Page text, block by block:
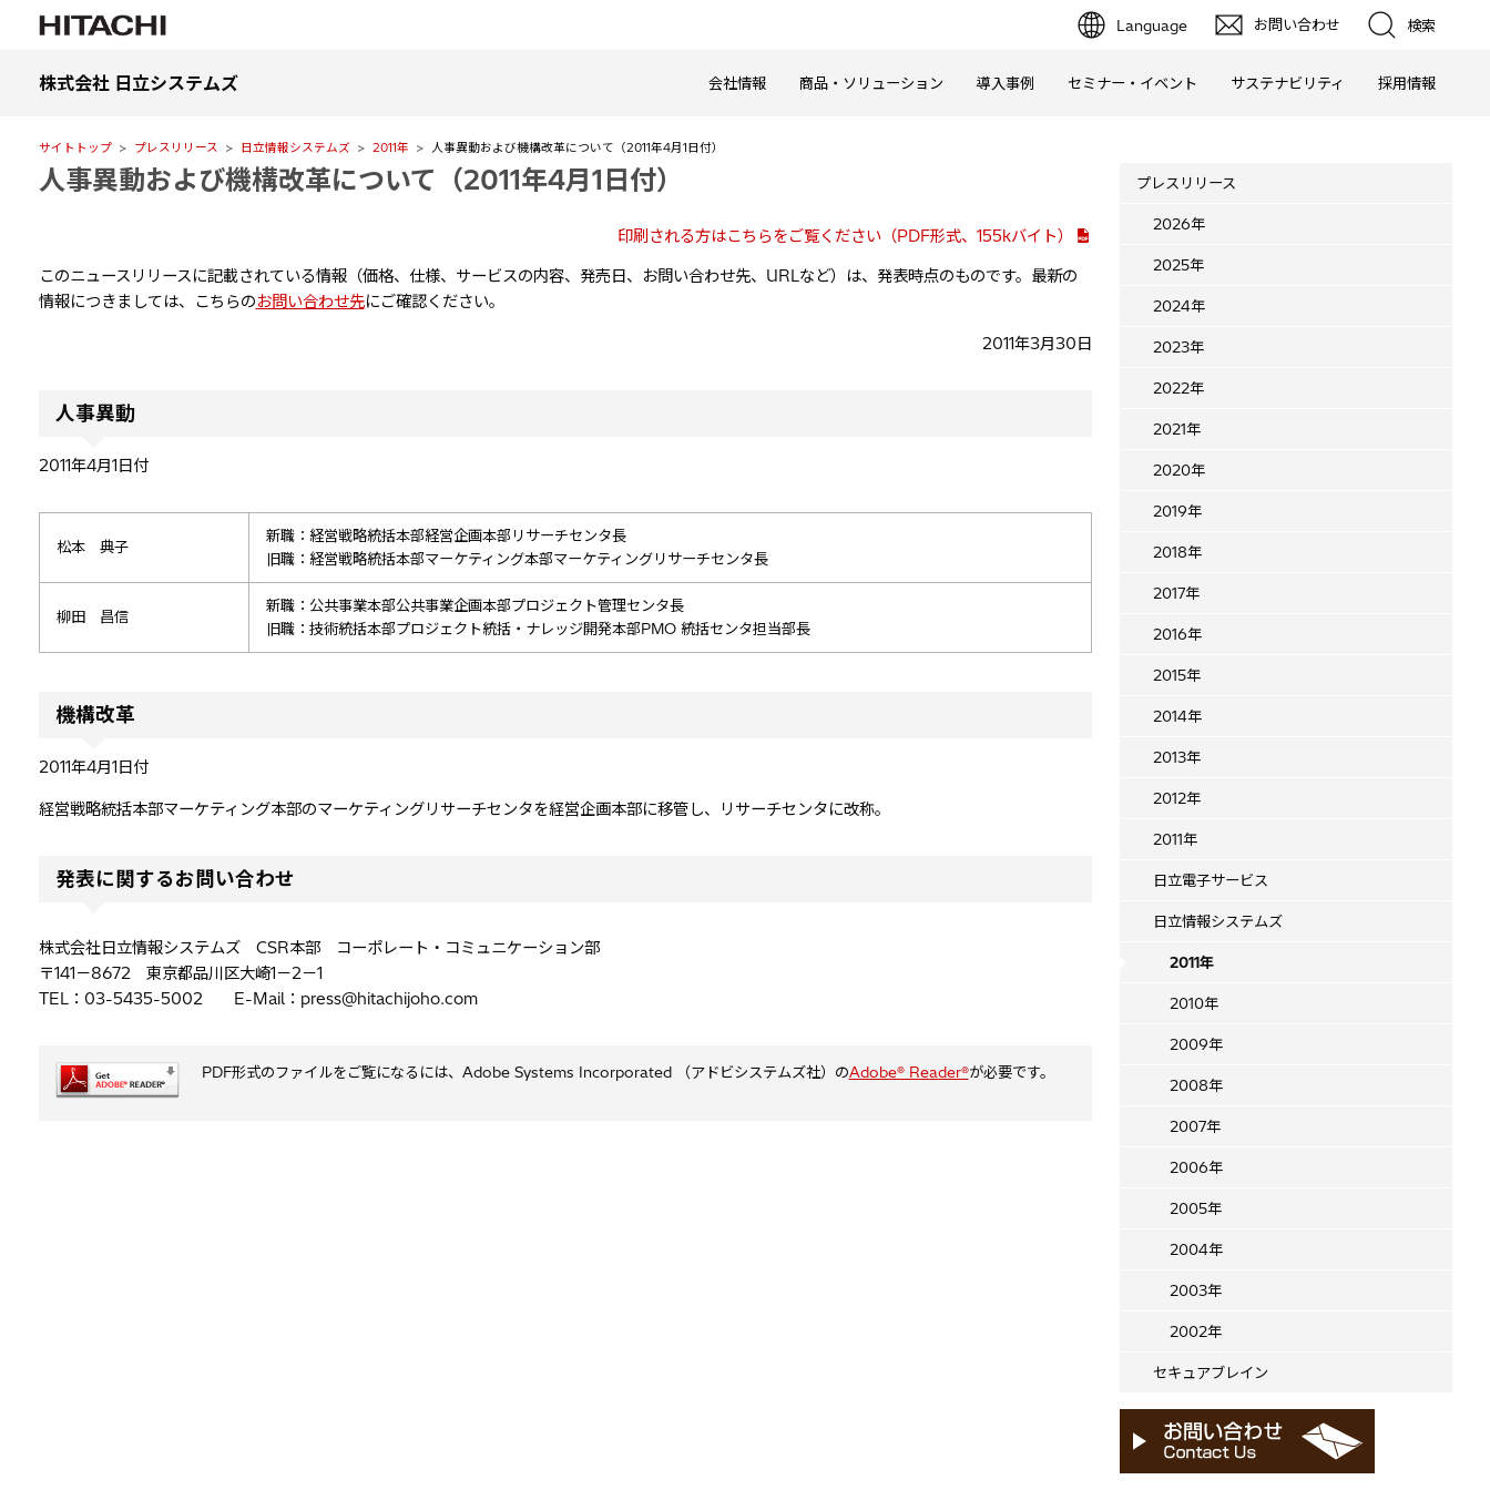
Language お問い合わせ 検索
株式会社 日立システムズ 会社情報 商品・ソリューション 導入事例 セミナー・イベント サステナビリティ 採用情報
サイトトップ プレスリリース 日立情報システムズ 2011年 人事異動および機構改革について（2011年4月1日付）
人事異動および機構改革について（2011年4月1日付）
印刷される方はこちらをご覧ください（PDF形式、155kバイト）
このニュースリリースに記載されている情報（価格、仕様、サービスの内容、発売日、お問い合わせ先、URLなど）は、発表時点のものです。最新の
情報につきましては、こちらのお問い合わせ先にご確認ください。
2011年3月30日
人事異動
2011年4月1日付
松本 典子
新職：経営戦略統括本部経営企画本部リサーチセンタ長
旧職：経営戦略統括本部マーケティング本部マーケティングリサーチセンタ長
柳田 昌信
新職：公共事業本部公共事業企画本部プロジェクト管理センタ長
旧職：技術統括本部プロジェクト統括・ナレッジ開発本部PMO 統括センタ担当部長
機構改革
2011年4月1日付
経営戦略統括本部マーケティング本部のマーケティングリサーチセンタを経営企画本部に移管し、リサーチセンタに改称。
発表に関するお問い合わせ
株式会社日立情報システムズ CSR本部 コーポレート・コミュニケーション部
〒141－8672 東京都品川区大崎1－2－1
TEL：03-5435-5002 E-Mail：press@hitachijoho.com
PDF形式のファイルをご覧になるには、Adobe Systems Incorporated （アドビシステムズ社）のAdobe® Reader®が必要です。
プレスリリース
2026年
2025年
2024年
2023年
2022年
2021年
2020年
2019年
2018年
2017年
2016年
2015年
2014年
2013年
2012年
2011年
日立電子サービス
日立情報システムズ
2011年
2010年
2009年
2008年
2007年
2006年
2005年
2004年
2003年
2002年
セキュアブレイン